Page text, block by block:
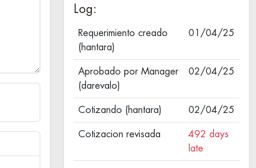
Log:
Requerimiento creado
(hantara)
01/04/25
Aprobado por Manager
(darevalo)
02/04/25
Cotizando (hantara) 02/04/25
Cotizacion revisada
492 days
late